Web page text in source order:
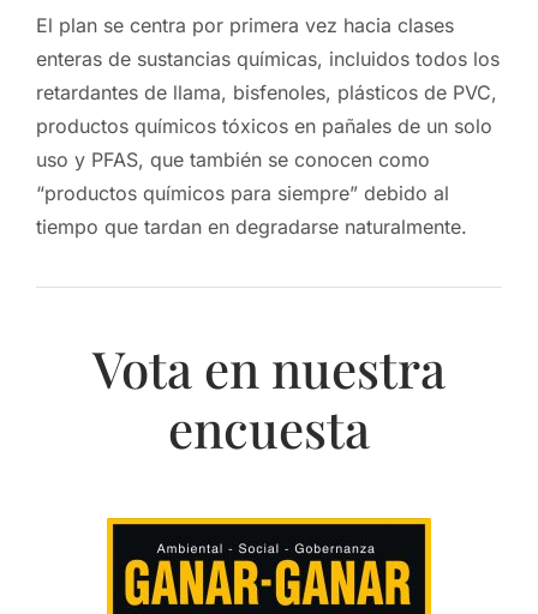
El plan se centra por primera vez hacia clases
enteras de sustancias químicas, incluidos todos los
retardantes de llama, bisfenoles, plásticos de PVC,
productos químicos tóxicos en pañales de un solo
uso y PFAS, que también se conocen como
“productos químicos para siempre” debido al
tiempo que tardan en degradarse naturalmente.
Vota en nuestra
encuesta